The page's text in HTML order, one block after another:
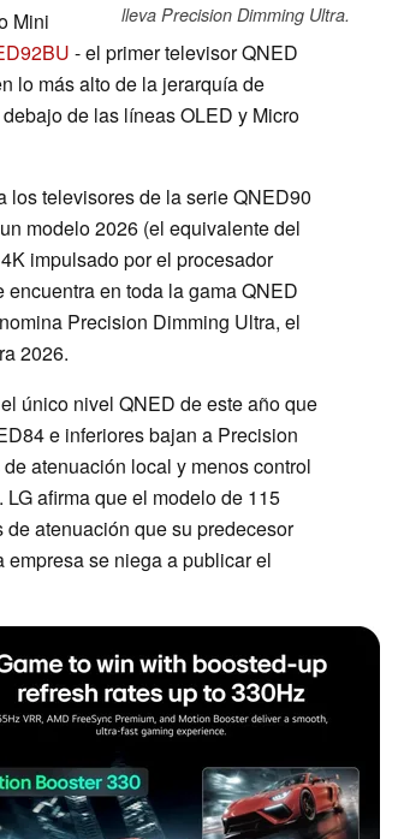
lleva Precision Dimming Ultra.
Mini
- el primer televisor QNED
lo más alto de la jerarquía de
de las líneas OLED y Micro
televisores de la serie QNED90
modelo 2026 (el equivalente del
impulsado por el procesador
en toda la gama QNED
Precision Dimming Ultra, el
2026.
único nivel QNED de este año que
e inferiores bajan a Precision
atenuación local y menos control
afirma que el modelo de 115
atenuación que su predecesor
se niega a publicar el